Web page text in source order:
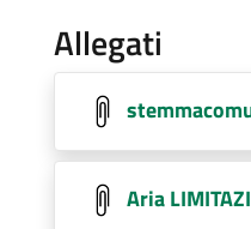
Allegati
Aria